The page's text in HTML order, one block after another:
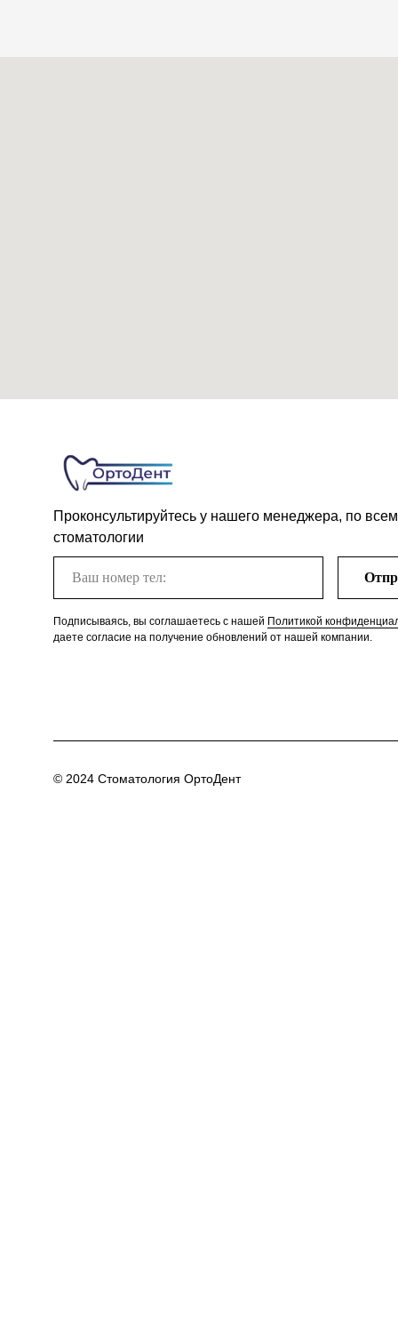
Проконсультируйтесь у нашего менеджера, по
стоматологии
Подписываясь, вы соглашаетесь с нашей Политикой
даете согласие на получение обновлений от нашей компании.
© 2024 Стоматология ОртоДент